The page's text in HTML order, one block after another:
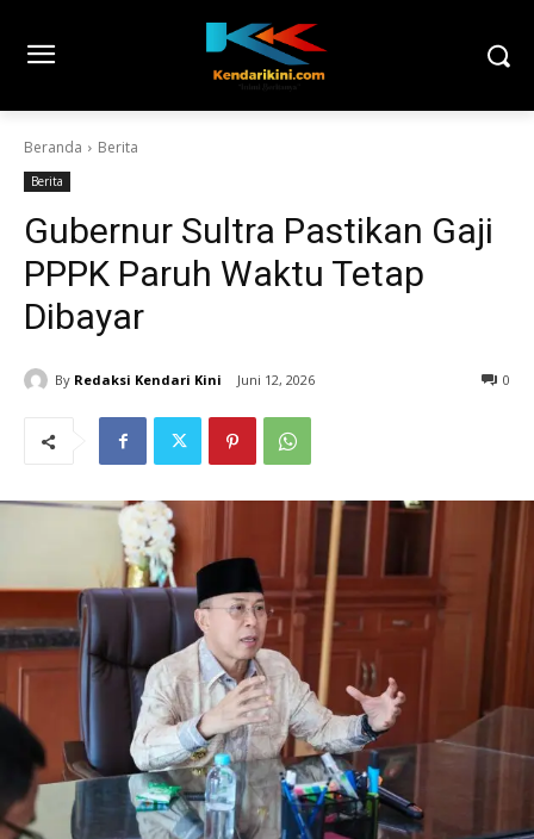
Beranda Berita
Berita
Gubernur Sultra Pastikan Gaji
PPPK Paruh Waktu Tetap
Dibayar
By Redaksi Kendari Kini Juni 12, 2026 0